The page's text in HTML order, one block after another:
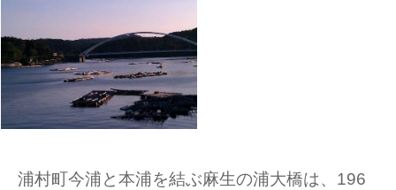
浦村町今浦と本浦を結ぶ麻生の浦大橋は、196